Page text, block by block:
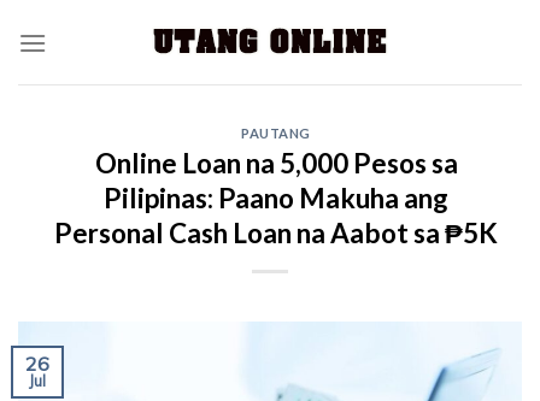
PAUTANG
Online Loan na 5,000 Pesos sa
Pilipinas: Paano Makuha ang
Personal Cash Loan na Aabot sa ₱5K
26
Jul